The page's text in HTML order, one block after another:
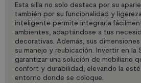
Esta silla no solo destaca por su
también por su funcionalidad y
inteligente permite integrarla
ambientes, adaptándose a tus
decorativas. Además, sus
su manejo y reubicación. Invertir en la
garantizar una solución de mobiliario
confort y durabilidad, elevando la
entorno donde se coloque.